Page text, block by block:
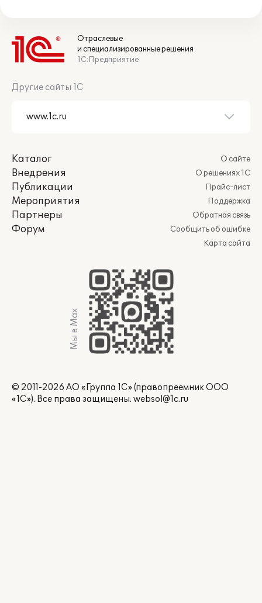
Отраслевые
и специализированные решения
1С:Предприятие
Другие сайты 1С
Каталог
Внедрения
Публикации
Мероприятия
Партнеры
Форум
О сайте
О решениях 1С
Прайс-лист
Поддержка
Обратная связь
Сообщить об ошибке
Карта сайта
Мы в Max
© 2011-2026 АО «Группа 1С» (правопреемник ООО
«1С»). Все права защищены. websol@1c.ru